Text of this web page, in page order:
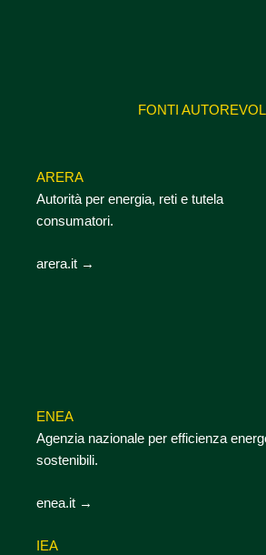
FONTI AUTOREVOLI
ARERA
Autorità per energia, reti e tutela
consumatori.
arera.it →
ENEA
Agenzia nazionale per efficienza
sostenibili.
enea.it →
IEA